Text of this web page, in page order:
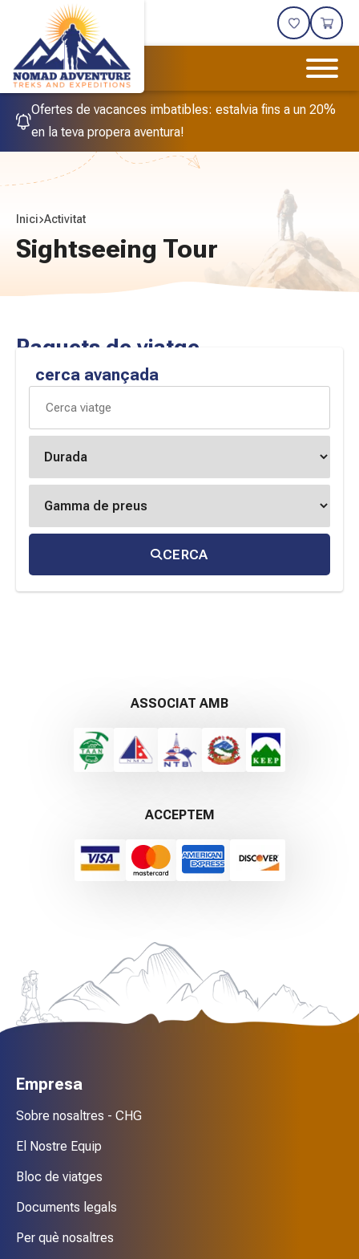
Ofertes de vacances imbatibles: estalvia fins a un 20%
en la teva propera aventura!
Inici Activitat
Sightseeing Tour
Paquets de viatge
cerca avançada
CERCA
ASSOCIAT AMB
ACCEPTEM
Empresa
Sobre nosaltres - CHG
El Nostre Equip
Bloc de viatges
Documents legals
Per què nosaltres